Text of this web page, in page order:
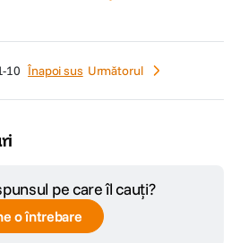
USB
LP-E17
10 Înapoi sus Următorul
pe care îl cauți?
o întrebare